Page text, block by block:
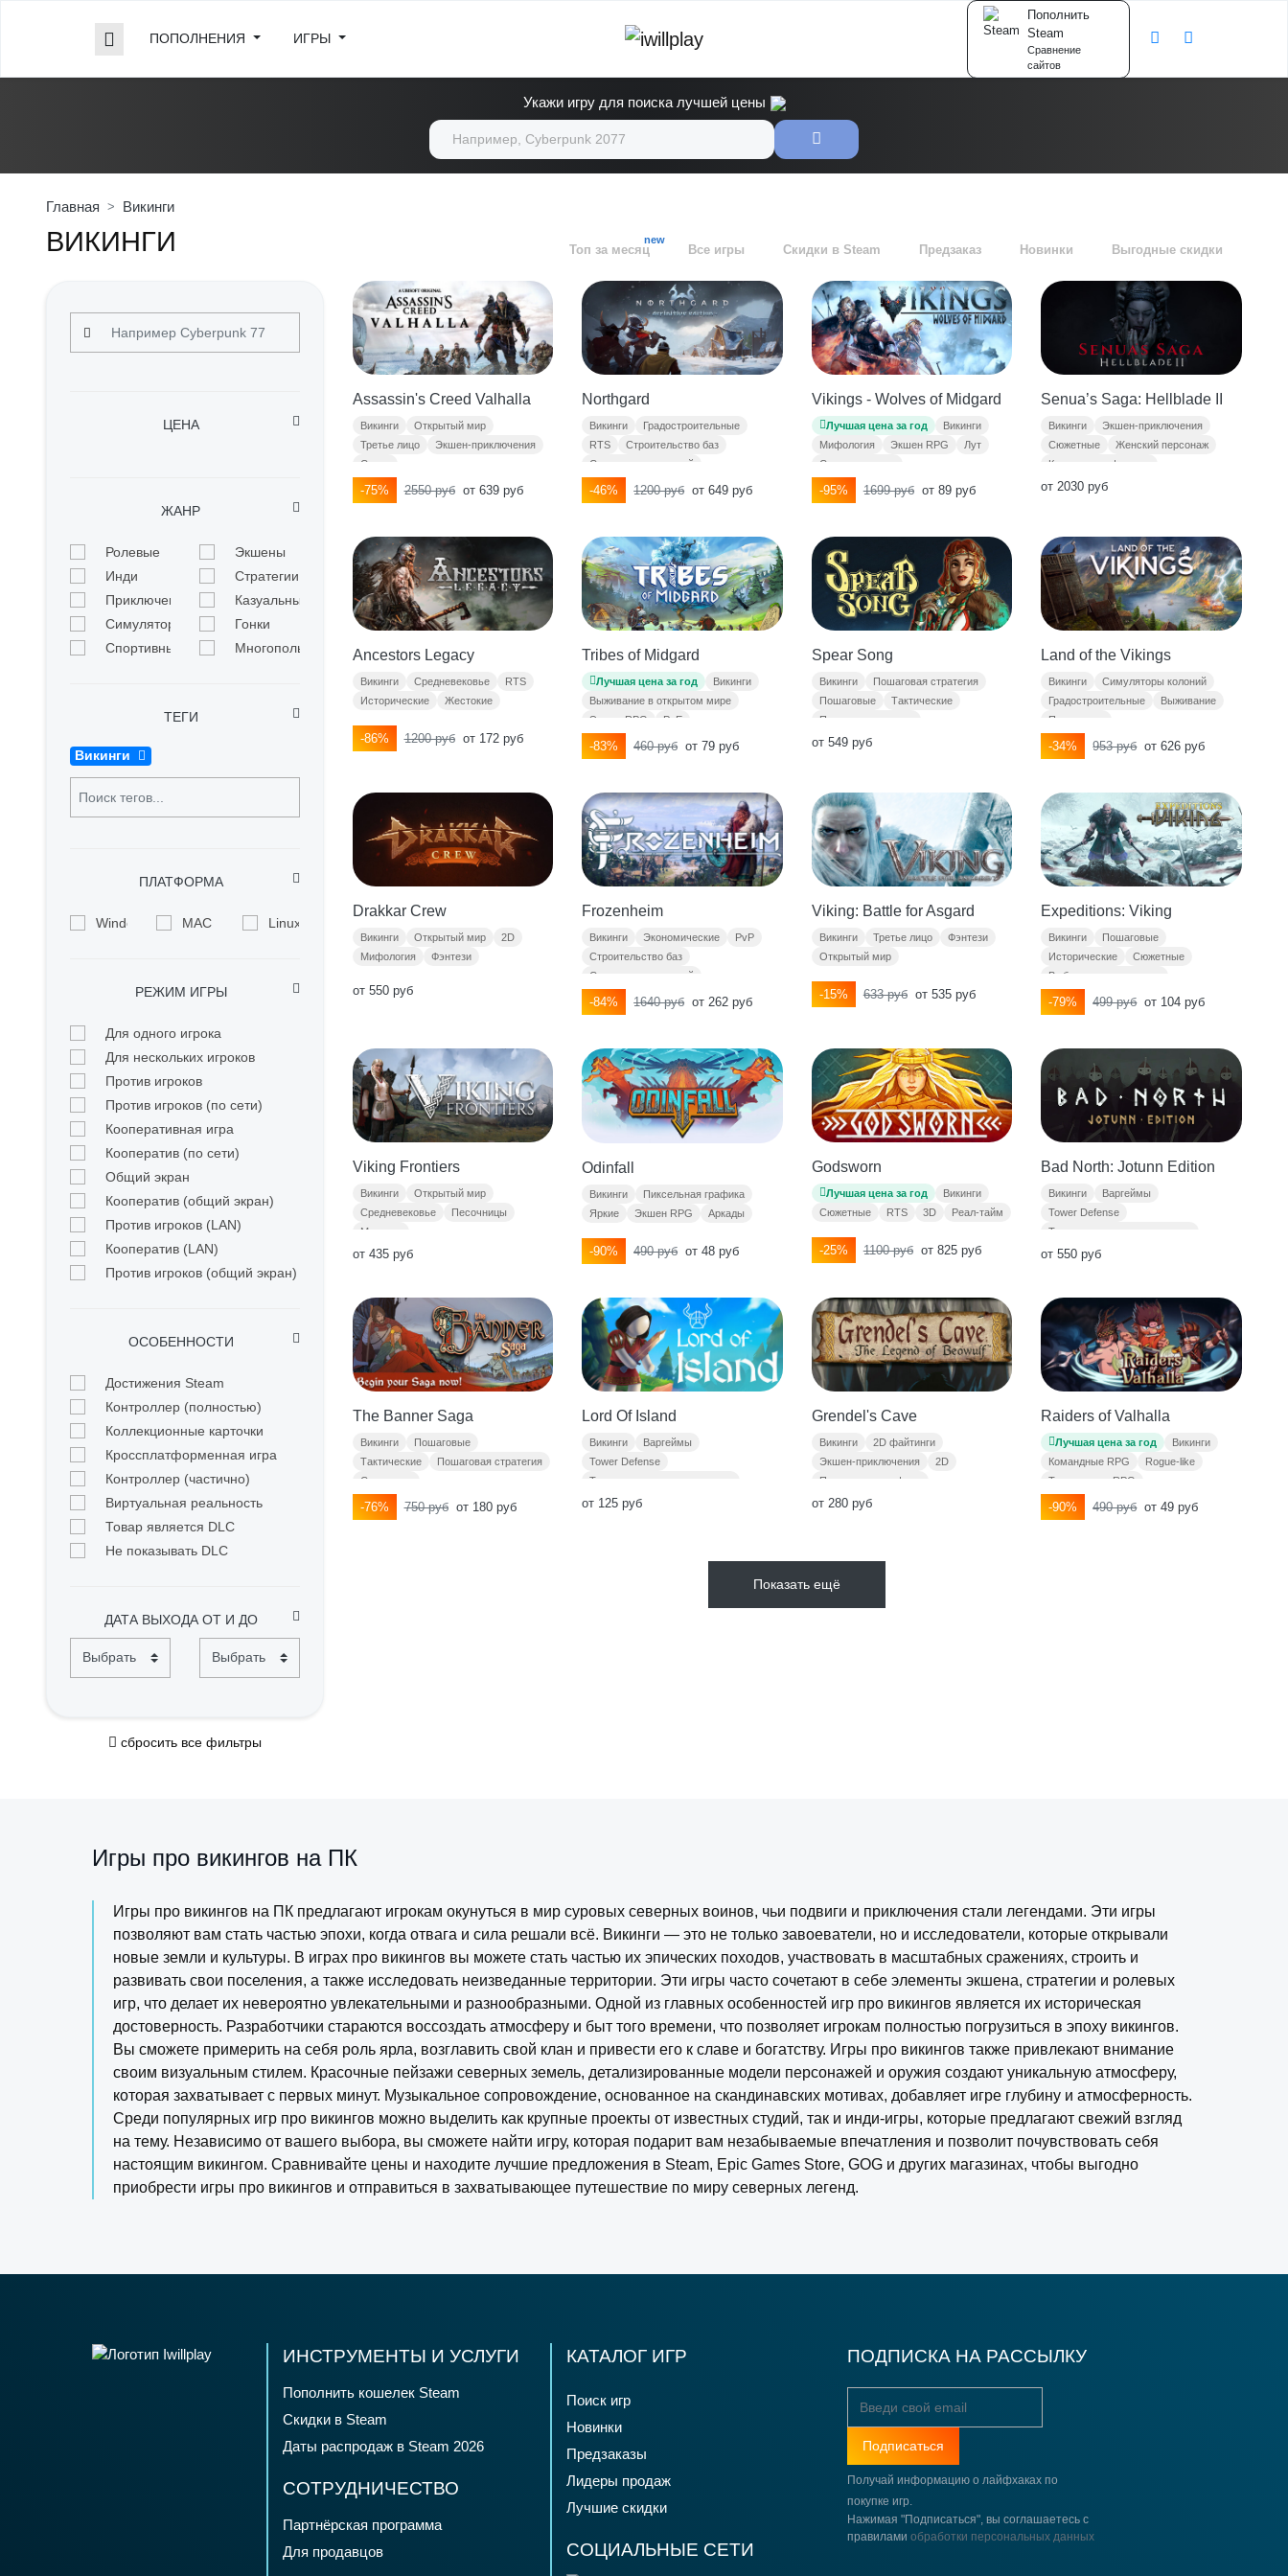
ПОПОЛНЕНИЯ ИГРЫ
Пополнить
Steam
Сравнение
сайтов
Укажи игру для поиска лучшей цены
Главная Викинги
ВИКИНГИ Топ за месяц
new
Все игры Скидки в Steam Предзаказ Новинки Выгодные скидки
Assassin's Creed Valhalla
Викинги
Открытый мир
Третье лицо
Экшен-приключения
Стелс
-75% 2550 руб от 639 руб
Northgard
Викинги
Градостроительные
RTS
Строительство баз
Симуляторы колоний
-46% 1200 руб от 649 руб
Vikings - Wolves of Midgard
Лучшая цена за год
Викинги
Мифология
Экшен RPG
Лут
Средневековье
-95% 1699 руб от 89 руб
Senua’s Saga: Hellblade II
Викинги
Экшен-приключения
Сюжетные
Женский персонаж
Кинематографичные
от 2030 руб
Ancestors Legacy
Викинги Средневековье
RTS
Исторические
Жестокие
-86% 1200 руб от 172 руб
Tribes of Midgard
Лучшая цена за год
Викинги
Выживание в открытом мире
Экшен RPG
PvE
Строительство баз
-83% 460 руб от 79 руб
Spear Song
Викинги
Пошаговая стратегия
Пошаговые
Тактические
Пошаговая тактика
от 549 руб
Land of the Vikings
Викинги
Симуляторы колоний
Градостроительные
Выживание
Песочницы
-34% 953 руб от 626 руб
Drakkar Crew
Викинги Открытый мир
2D
Мифология
Фэнтези
от 550 руб
Frozenheim
Викинги Экономические
PvP
Строительство баз
Симуляторы колоний
-84% 1640 руб от 262 руб
Viking: Battle for Asgard
Викинги Третье лицо
Фэнтези
Открытый мир
-15% 633 руб от 535 руб
Expeditions: Viking
Викинги
Пошаговые
Исторические
Сюжетные
Выбор имеет значение
-79% 499 руб от 104 руб
Viking Frontiers
Викинги
Открытый мир
Средневековье
Песочницы
Моддинг
от 435 руб
Odinfall
Викинги
Пиксельная графика
Яркие
Экшен RPG Аркады
-90% 490 руб от 48 руб
Godsworn
Лучшая цена за год
Викинги
Сюжетные
RTS 3D Реал-тайм
-25% 1100 руб от 825 руб
Bad North: Jotunn Edition
Викинги
Варгеймы
Tower Defense
Тактика в реальном времени
Выживание
от 550 руб
The Banner Saga
Викинги
Пошаговые
Тактические
Пошаговая стратегия
Сюжетные
-76% 750 руб от 180 руб
Lord Of Island
Викинги
Варгеймы
Tower Defense
Тактика в реальном времени
Выживание
от 125 руб
Grendel's Cave
Викинги
2D файтинги
Экшен-приключения
2D
Пиксельная графика
от 280 руб
Raiders of Valhalla
Лучшая цена за год
Викинги
Командные RPG
Rogue-like
Тактические RPG
Пиксельная графика
-90% 490 руб от 49 руб
Показать ещё
ЦЕНА
ЖАНР
Ролевые
Экшены
Инди
Стратегии
Приключенческие
Казуальные
Симуляторы
Гонки
Спортивные
Многопользовательские
ТЕГИ
Викинги
ПЛАТФОРМА
Windows MAC Linux
РЕЖИМ ИГРЫ
Для одного игрока
Для нескольких игроков
Против игроков
Против игроков (по сети)
Кооперативная игра
Кооператив (по сети)
Общий экран
Кооператив (общий экран)
Против игроков (LAN)
Кооператив (LAN)
Против игроков (общий экран)
ОСОБЕННОСТИ
Достижения Steam
Контроллер (полностью)
Коллекционные карточки
Кроссплатформенная игра
Контроллер (частично)
Виртуальная реальность
Товар является DLC
Не показывать DLC
ДАТА ВЫХОДА ОТ И ДО
сбросить все фильтры
Игры про викингов на ПК
Игры про викингов на ПК предлагают игрокам окунуться в мир суровых северных воинов, чьи подвиги и приключения стали легендами. Эти игры
позволяют вам стать частью эпохи, когда отвага и сила решали всё. Викинги — это не только завоеватели, но и исследователи, которые открывали
новые земли и культуры. В играх про викингов вы можете стать частью их эпических походов, участвовать в масштабных сражениях, строить и
развивать свои поселения, а также исследовать неизведанные территории. Эти игры часто сочетают в себе элементы экшена, стратегии и ролевых
игр, что делает их невероятно увлекательными и разнообразными. Одной из главных особенностей игр про викингов является их историческая
достоверность. Разработчики стараются воссоздать атмосферу и быт того времени, что позволяет игрокам полностью погрузиться в эпоху викингов.
Вы сможете примерить на себя роль ярла, возглавить свой клан и привести его к славе и богатству. Игры про викингов также привлекают внимание
своим визуальным стилем. Красочные пейзажи северных земель, детализированные модели персонажей и оружия создают уникальную атмосферу,
которая захватывает с первых минут. Музыкальное сопровождение, основанное на скандинавских мотивах, добавляет игре глубину и атмосферность.
Среди популярных игр про викингов можно выделить как крупные проекты от известных студий, так и инди-игры, которые предлагают свежий взгляд
на тему. Независимо от вашего выбора, вы сможете найти игру, которая подарит вам незабываемые впечатления и позволит почувствовать себя
настоящим викингом. Сравнивайте цены и находите лучшие предложения в Steam, Epic Games Store, GOG и других магазинах, чтобы выгодно
приобрести игры про викингов и отправиться в захватывающее путешествие по миру северных легенд.
ИНСТРУМЕНТЫ И УСЛУГИ
Пополнить кошелек Steam
Скидки в Steam
Даты распродаж в Steam 2026
СОТРУДНИЧЕСТВО
Партнёрская программа
Для продавцов
КАТАЛОГ ИГР
Поиск игр
Новинки
Предзаказы
Лидеры продаж
Лучшие скидки
СОЦИАЛЬНЫЕ СЕТИ
ПОДПИСКА НА РАССЫЛКУ
Подписаться
Получай информацию о лайфхаках по
покупке игр.
Нажимая "Подписаться", вы соглашаетесь с
правилами обработки персональных данных